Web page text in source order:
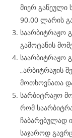
მიერ გაწეული
90.00 ლარის
საარბიტრაჟო
გამოტანის
საარბიტრაჟო
„არბიტრაჟის
მოთხოვნათა
სარბიტრაჟო
რომ
ჩაბარებულად
საჯაროდ